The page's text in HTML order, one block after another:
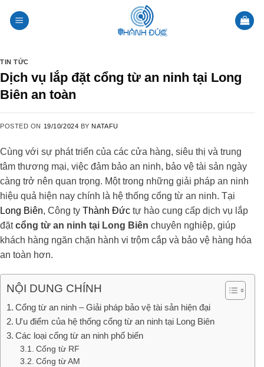
TIN TỨC
Dịch vụ lắp đặt cổng từ an ninh tại Long
Biên an toàn
POSTED ON 19/10/2024 BYNATAFU
Cùng với sự phát triển của các cửa hàng, siêu thị và trung
tâm thương mại, việc đảm bảo an ninh, bảo vệ tài sản ngày
càng trở nên quan trọng. Một trong những giải pháp an ninh
hiệu quả hiện nay chính là hệ thống cổng từ an ninh. Tại
Long Biên, Công ty Thành Đức tự hào cung cấp dịch vụ lắp
đặtcổng từ an ninh tại Long Biên chuyên nghiệp, giúp
khách hàng ngăn chặn hành vi trộm cắp và bảo vệ hàng hóa
an toàn hơn.
NỘI DUNG CHÍNH
Cổng từ an ninh – Giải pháp bảo vệ tài sản hiện đại
Ưu điểm của hệ thống cổng từ an ninh tại Long Biên
Các loại cổng từ an ninh phổ biến
Cổng từ RF
Cổng từ AM